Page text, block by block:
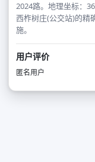
2024路。地理坐标：
西柞树庄(公交站)的精
施。
用户评价
匿名用户